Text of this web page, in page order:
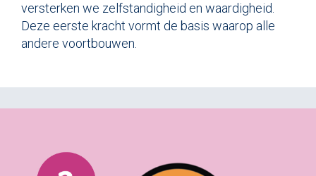
versterken we zelfstandigheid en waardigheid.
Deze eerste kracht vormt de basis waarop alle
andere voortbouwen.